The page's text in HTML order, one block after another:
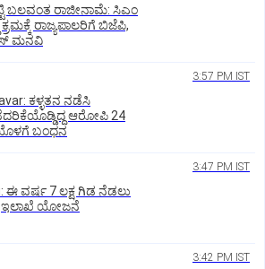
ಬಲವಂತ ರಾಜೀನಾಮೆ: ಸಿಎಂ
ಕ್ರಮಕ್ಕೆ ರಾಜ್ಯಪಾಲರಿಗೆ ಬಿಜೆಪಿ,
ಮನವಿ
3:57 PM IST
ಕಳ್ಳತನ ನಡೆಸಿ
ಆರೋಪಿ 24
ಬಂಧನ
3:47 PM IST
ಈ ವರ್ಷ 7 ಲಕ್ಷ ಗಿಡ ನೆಡಲು
ಇಲಾಖೆ ಯೋಜನೆ
3:42 PM IST